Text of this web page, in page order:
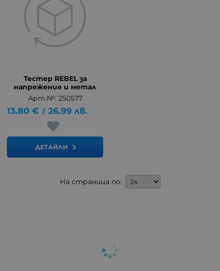
Тестер REBEL за
напрежение и метал
Арт.№: 250577
13.80 € / 26.99 лв.
ДЕТАЙЛИ
На страница по: